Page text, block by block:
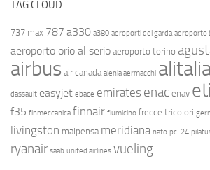
TAG CLOUD
737 max 787 a330 a380 aeroporti del garda aeroporto
aeroporto orio al serio aeroporto torino
airbus air canada alenia aermacchi
dassault easyjet ebace emirates enac enav
f35 finmeccanica finnair fiumicino frecce tricolori
livingston malpensa meridiana nato pc-24
ryanair saab united airlines vueling